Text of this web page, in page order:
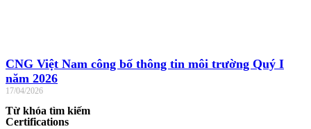
CNG Việt Nam công bố thông tin môi trường Quý I
năm 2026
17/04/2026
Từ khóa tìm kiếm
Certifications